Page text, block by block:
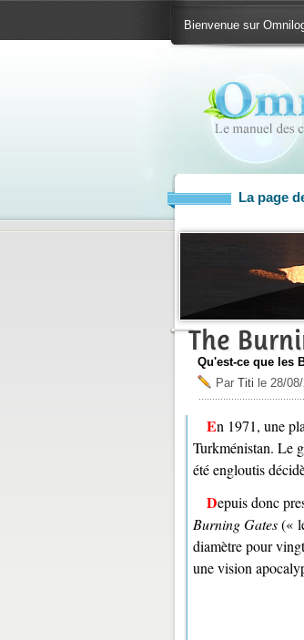
Bienvenue sur
La page
The
Qu'est-ce que les
Par Titi le 28/
En 1971, une
Turkménistan. Le
été engloutis
Depuis donc
Burning Gates(«
diamètre pour
une vision